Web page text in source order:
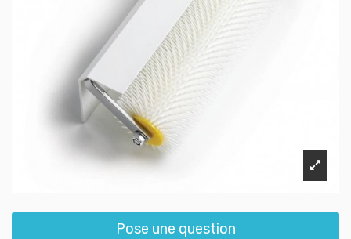
Pose une question